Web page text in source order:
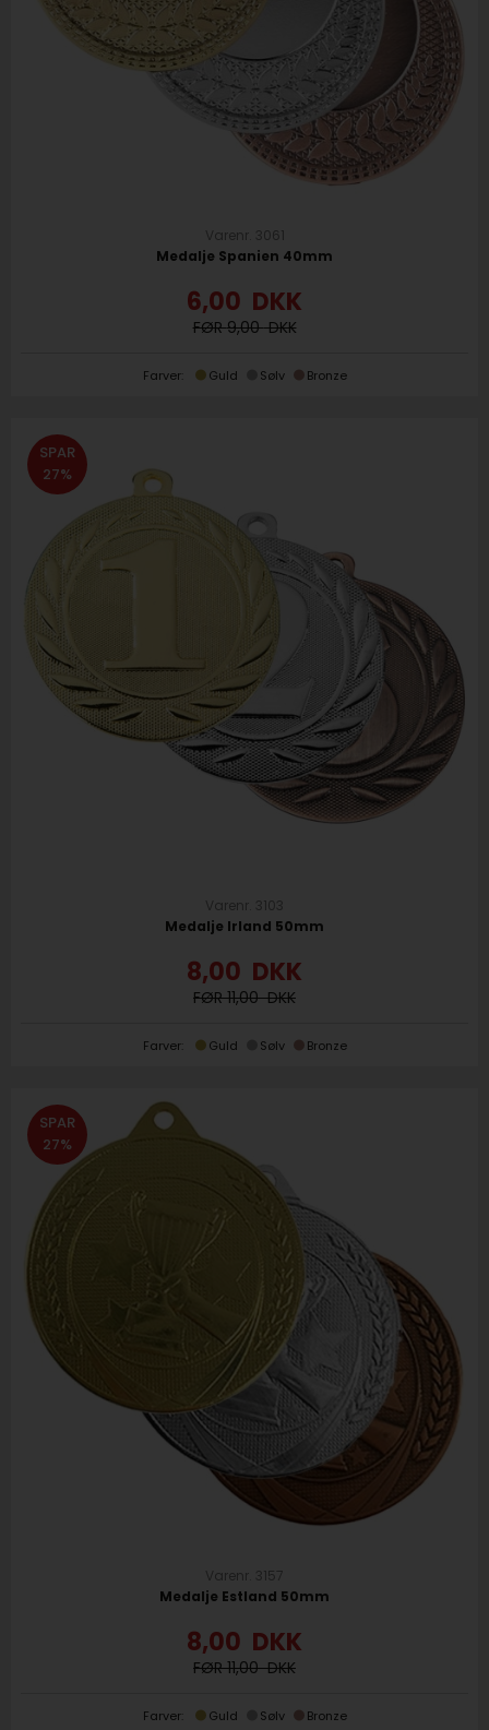
Varenr. 3061
Medalje Spanien 40mm
9,00
6,00 DKK
Farver: Guld Sølv Bronze
SPAR
27%
Varenr. 3103
Medalje Irland 50mm
11,00
8,00 DKK
Farver: Guld Sølv Bronze
SPAR
27%
Varenr. 3157
Medalje Estland 50mm
11,00
8,00 DKK
Farver: Guld Sølv Bronze